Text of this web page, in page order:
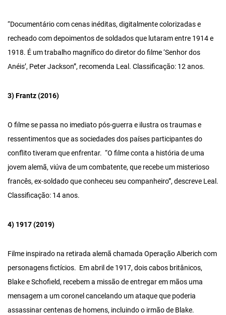
“Documentário com cenas inéditas, digitalmente colorizadas e
recheado com depoimentos de soldados que lutaram entre 1914 e
1918. É um trabalho magnífico do diretor do filme ‘Senhor dos
Anéis’, Peter Jackson”, recomenda Leal. Classificação: 12 anos.
3) Frantz (2016)
O filme se passa no imediato pós-guerra e ilustra os traumas e
ressentimentos que as sociedades dos países participantes do
conflito tiveram que enfrentar. “O filme conta a história de uma
jovem alemã, viúva de um combatente, que recebe um misterioso
francês, ex-soldado que conheceu seu companheiro”, descreve Leal.
Classificação: 14 anos.
4) 1917 (2019)
Filme inspirado na retirada alemã chamada Operação Alberich com
personagens fictícios. Em abril de 1917, dois cabos britânicos,
Blake e Schofield, recebem a missão de entregar em mãos uma
mensagem a um coronel cancelando um ataque que poderia
assassinar centenas de homens, incluindo o irmão de Blake.